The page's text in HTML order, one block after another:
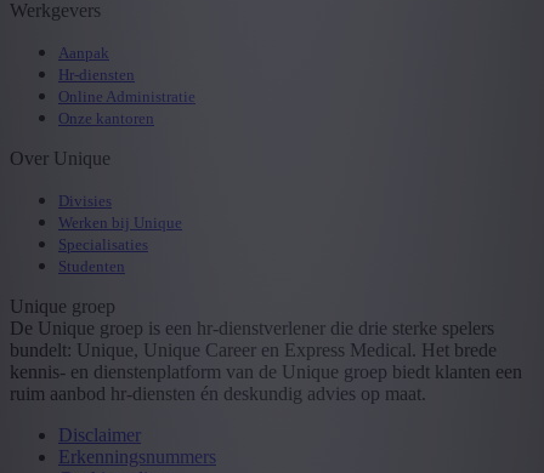
Werkgevers
Aanpak
Hr-diensten
Online Administratie
Onze kantoren
Over Unique
Divisies
Werken bij Unique
Specialisaties
Studenten
Unique groep
De Unique groep is een hr-dienstverlener die drie sterke spelers
bundelt: Unique, Unique Career en Express Medical. Het brede
kennis- en dienstenplatform van de Unique groep biedt klanten een
ruim aanbod hr-diensten én deskundig advies op maat.
Disclaimer
Erkenningsnummers